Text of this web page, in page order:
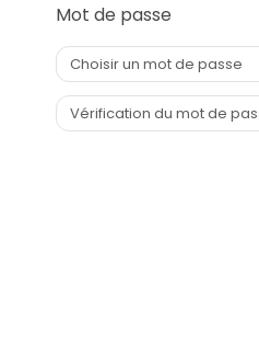
Mot de passe